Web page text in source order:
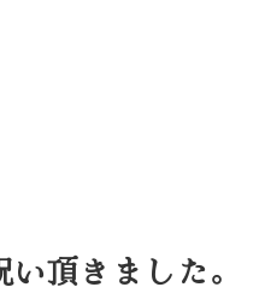
頂きました。